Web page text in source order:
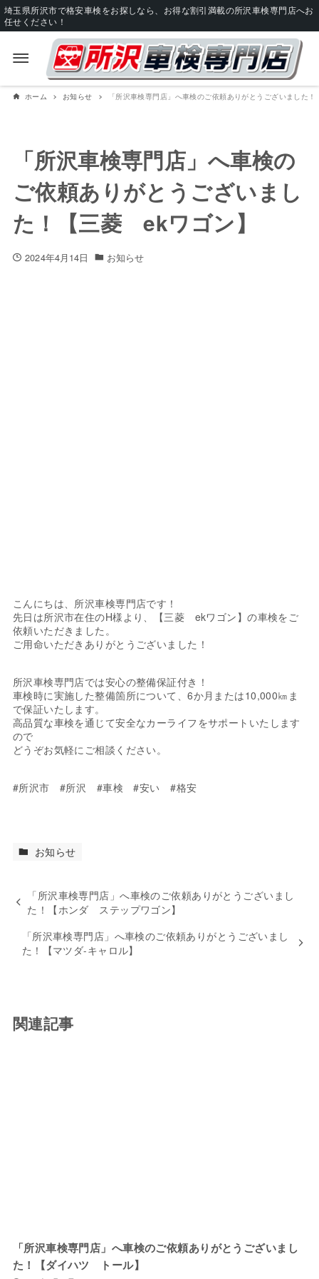
埼玉県所沢市で格安車検をお探しなら、お得な割引満載の所沢車検専門店へお
任せください！
ホーム お知らせ 「所沢車検専門店」へ車検のご依頼ありがとうございました
「所沢車検専門店」へ車検の
ご依頼ありがとうございまし
た！【三菱 ekワゴン】
2024年4月14日 お知らせ
こんにちは、所沢車検専門店です！
先日は所沢市在住のH様より、【三菱 ekワゴン】の車検をご
依頼いただきました。
ご用命いただきありがとうございました！
所沢車検専門店では安心の整備保証付き！
車検時に実施した整備箇所について、6か月または10,000㎞ま
で保証いたします。
高品質な車検を通じて安全なカーライフをサポートいたします
ので
どうぞお気軽にご相談ください。
#所沢市 #所沢 #車検 #安い #格安
お知らせ
「所沢車検専門店」へ車検のご依頼ありがとうございまし
た！【ホンダ ステップワゴン】
「所沢車検専門店」へ車検のご依頼ありがとうございまし
た！【マツダ-キャロル】
関連記事
「所沢車検専門店」へ車検のご依頼ありがとうございまし
た！【ダイハツ トール】